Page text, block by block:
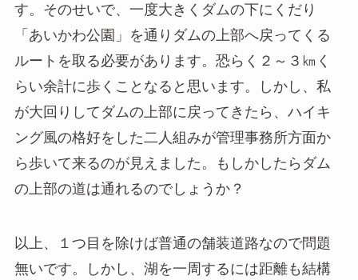
す。そのせいで、一度大きくダムの下にくだり
「あいかわ公園」を通りダムの上部へ戻ってくる
ルートを取る必要があります。恐らく２～３㎞く
らい余計に歩くことなると思います。しかし、私
が大回りしてダムの上部に戻ってきたら、ハイキ
ング風の格好をした二人組みが管理事務所方面か
ら歩いて来るのが見えました。もしかしたらダム
の上部の道は通れるのでしょうか？
以上、１つ目を除けば普通の舗装道路なので問題
無いです。しかし、湖を一周するには距離も結構